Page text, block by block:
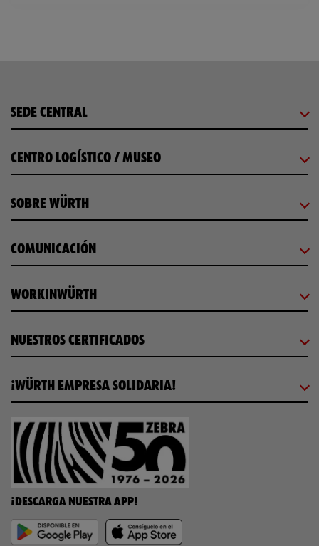
SEDE CENTRAL
CENTRO LOGÍSTICO / MUSEO
SOBRE WÜRTH
COMUNICACIÓN
WORKINWÜRTH
NUESTROS CERTIFICADOS
¡WÜRTH EMPRESA SOLIDARIA!
¡DESCARGA NUESTRA APP!